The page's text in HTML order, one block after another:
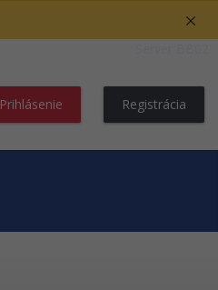
Prihlásenie Registrácia